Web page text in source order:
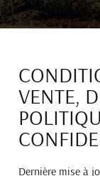
VENTE,
Dernière mise à